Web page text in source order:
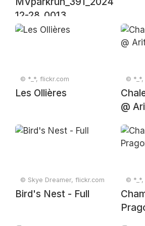
12-28_0013
© *_*, flickr.com
Les Ollières
© *_*,
@
© Skye Dreamer, flickr.com
Bird's Nest - Full
© *_*,